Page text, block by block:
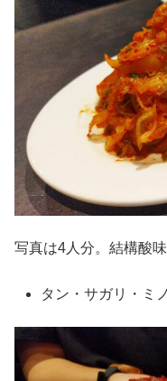
写真は4人分。結構酸
タン・サガリ・ミ